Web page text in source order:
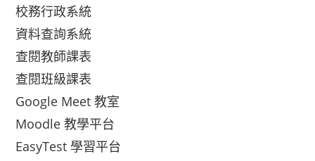
校務行政系統
資料查詢系統
查閱教師課表
查閱班級課表
Google Meet 教室
Moodle 教學平台
EasyTest 學習平台